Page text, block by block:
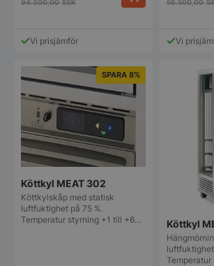
94.300,00SEK
Vi prisjämför
56.500,00
Vi
SPARA 8%
Köttkyl MEAT 302
Köttkylskåp med statisk
luftfuktighet på 75 %.
Temperatur styrning +1 till +6…
Köttkyl
luftfuktighet
Temperatur